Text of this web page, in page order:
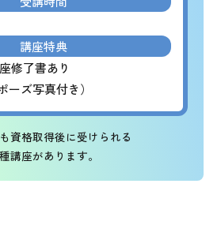
講座特典
修了書あり
ーズ写真付き）
資格取得後に受けられる
講座があります。